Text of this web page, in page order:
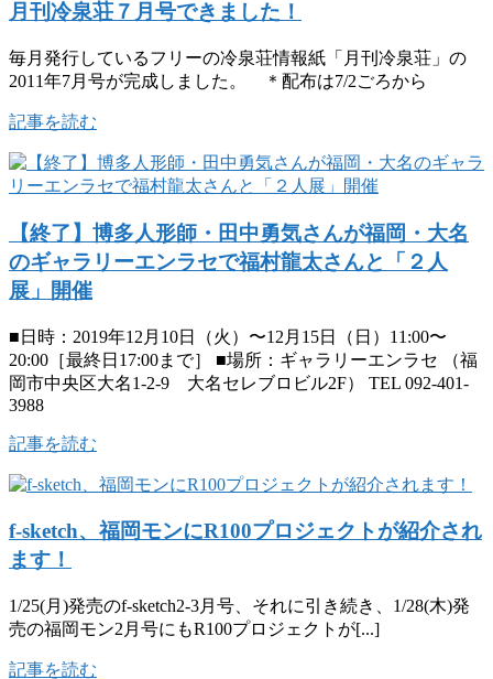
月刊冷泉荘７月号できました！
毎月発行しているフリーの冷泉荘情報紙「月刊冷泉荘」の
2011年7月号が完成しました。 ＊配布は7/2ごろから
記事を読む
【終了】博多人形師・田中勇気さんが福岡・大名
のギャラリーエンラセで福村龍太さんと「２人
展」開催
■日時：2019年12月10日（火）〜12月15日（日）11:00〜
20:00［最終日17:00まで］ ■場所：ギャラリーエンラセ （福
岡市中央区大名1-2-9 大名セレブロビル2F） TEL 092-401-
3988
記事を読む
f-sketch、福岡モンにR100プロジェクトが紹介され
ます！
1/25(月)発売のf-sketch2-3月号、それに引き続き、1/28(木)発
売の福岡モン2月号にもR100プロジェクトが[...]
記事を読む